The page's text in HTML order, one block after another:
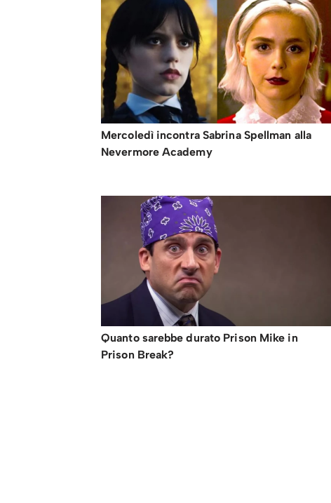
Mercoledì incontra Sabrina Spellman alla
Nevermore Academy
Quanto sarebbe durato Prison Mike in
Prison Break?